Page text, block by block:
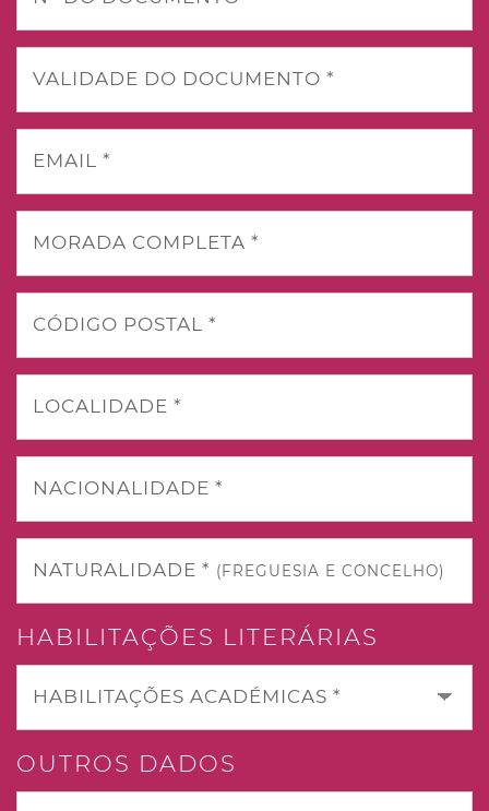
VALIDADE DO DOCUMENTO *
EMAIL *
MORADA COMPLETA *
CÓDIGO POSTAL *
LOCALIDADE *
NACIONALIDADE *
NATURALIDADE * (FREGUESIA E CONCELHO)
HABILITAÇÕES LITERÁRIAS
HABILITAÇÕES ACADÉMICAS *
OUTROS DADOS